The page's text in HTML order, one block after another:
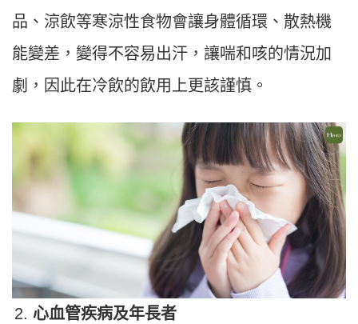
品、涼飲等寒涼性食物會讓身體循環、散熱機
能變差，變得不容易出汗，讓喘和咳的情況加
劇，因此在冷飲的飲用上更該謹慎。
心血管疾病及年長者